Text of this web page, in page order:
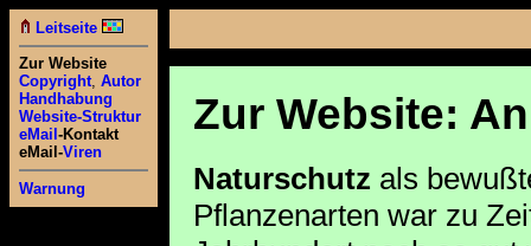
Leitseite
Zur Website
Copyright, Autor
Handhabung
Website-Struktur
eMail -Kontakt
eMail-Viren
Warnung
Zur Website:
Naturschutz als
Pflanzenarten war zu